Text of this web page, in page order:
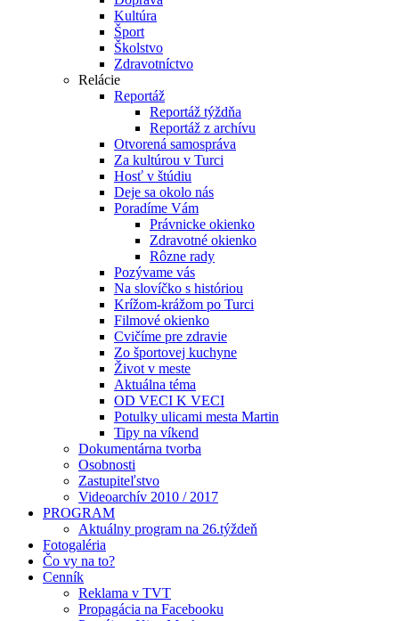
Kultúra
Šport
Školstvo
Zdravotníctvo
Relácie
Reportáž
Reportáž týždňa
Reportáž z archívu
Otvorená samospráva
Za kultúrou v Turci
Hosť v štúdiu
Deje sa okolo nás
Poradíme Vám
Právnicke okienko
Zdravotné okienko
Rôzne rady
Pozývame vás
Na slovíčko s históriou
Krížom-krážom po Turci
Filmové okienko
Cvičíme pre zdravie
Zo športovej kuchyne
Život v meste
Aktuálna téma
OD VECI K VECI
Potulky ulicami mesta Martin
Tipy na víkend
Dokumentárna tvorba
Osobnosti
Zastupiteľstvo
Videoarchív 2010 / 2017
PROGRAM
Aktuálny program na 26.týždeň
Fotogaléria
Čo vy na to?
Cenník
Reklama v TVT
Propagácia na Facebooku